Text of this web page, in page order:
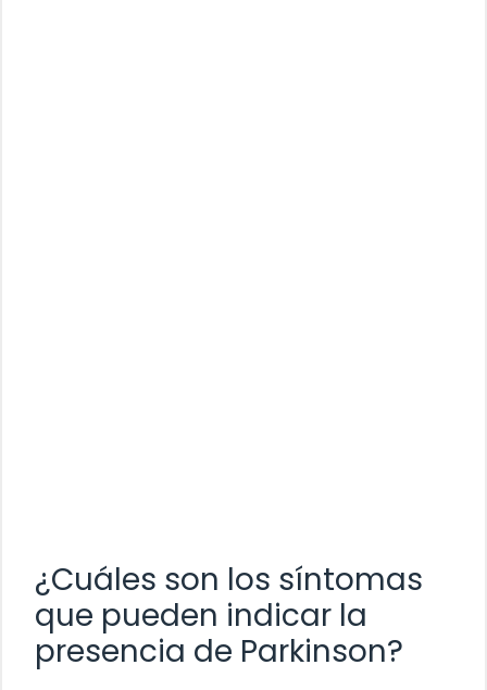
¿Cuáles son los síntomas
que pueden indicar la
presencia de Parkinson?